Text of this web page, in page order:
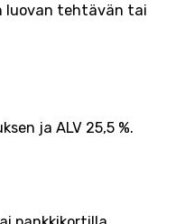
luovan tehtävän tai
ja ALV 25,5 %.